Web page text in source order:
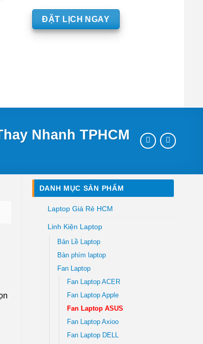
ĐẶT LỊCH NGAY
Nhanh TPHCM
DANH MỤC SẢN PHẨM
Laptop Giá Rẻ HCM
Linh Kiện Laptop
Bản Lề Laptop
Bàn phím laptop
Fan Laptop
Fan Laptop ACER
Fan Laptop Apple
Fan Laptop ASUS
Fan Laptop Axioo
Fan Laptop DELL